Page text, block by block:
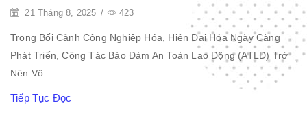
21 Tháng 8, 2025 / 423
Trong Bối Cảnh Công Nghiệp Hóa, Hiện Đại Hóa Ngày Càng
Phát Triển, Công Tác Bảo Đảm An Toàn Lao Động (ATLĐ) Trở
Nên Vô
Tiếp Tục Đọc